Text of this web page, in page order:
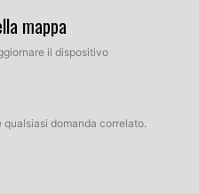
mappa
il dispositivo
qualsiasi domanda correlato.